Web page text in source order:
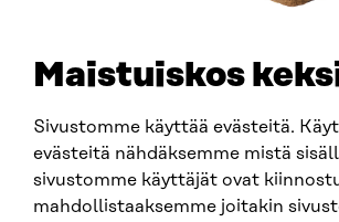
Maistuiskos
Sivustomme käyttää evästeitä.
evästeitä nähdäksemme mistä
sivustomme käyttäjät ovat
mahdollistaaksemme joitakin
firstname.lastname@sitra.fi
SITRA ON SOCIAL MEDIA